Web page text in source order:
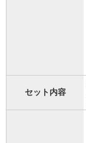
セット内容